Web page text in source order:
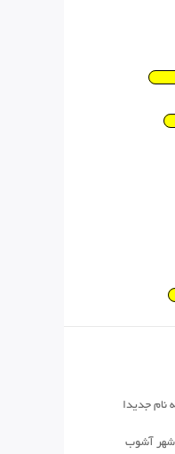
نام جدیدا
شهر آشوب